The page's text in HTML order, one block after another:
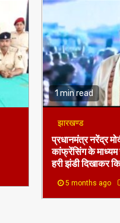
1 min read
झारखण्ड
प्रधानमंत्र नरेंद्र
कांफ्रेंसिंग के माध्यम
हरी झंडी दिखाकर
5 months ago